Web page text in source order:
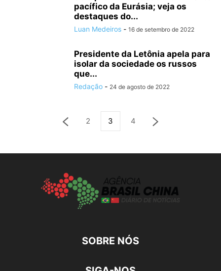
pacífico da Eurásia; veja os
destaques do...
Luan Medeiros - 16 de setembro de 2022
Presidente da Letônia apela para
isolar da sociedade os russos
que...
Redação - 24 de agosto de 2022
2 3 4
SOBRE NÓS